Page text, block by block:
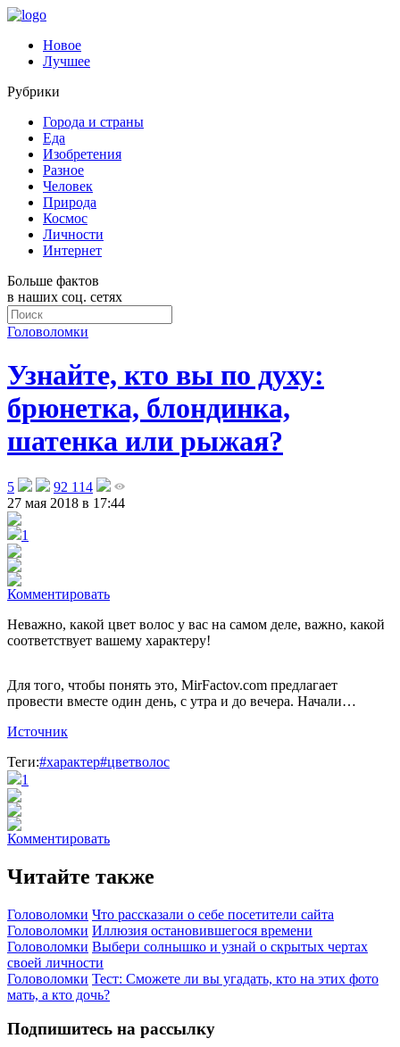
Новое
Лучшее
Рубрики
Города и страны
Еда
Изобретения
Разное
Человек
Природа
Космос
Личности
Интернет
Больше фактов
в наших соц. сетях
Головоломки
Узнайте, кто вы по духу:
брюнетка, блондинка,
шатенка или рыжая?
5
92 114
27 мая 2018 в 17:44
1
Комментировать
Неважно, какой цвет волос у вас на самом деле, важно, какой
соответствует вашему характеру!
Для того, чтобы понять это, MirFactov.com предлагает
провести вместе один день, с утра и до вечера. Начали…
Источник
Теги:#характер#цветволос
1
Комментировать
Читайте также
Головоломки Что рассказали о себе посетители сайта
Головоломки Иллюзия остановившегося времени
Головоломки Выбери солнышко и узнай о скрытых чертах
своей личности
Головоломки Тест: Сможете ли вы угадать, кто на этих фото
мать, а кто дочь?
Подпишитесь на рассылку